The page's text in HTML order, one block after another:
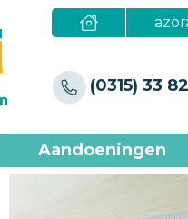
(0315) 33
Aandoeningen